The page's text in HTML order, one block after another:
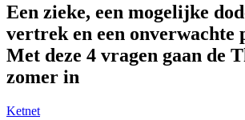
Een zieke, een mogelijke
vertrek en een onverwachte
Met deze 4 vragen gaan de
zomer in
Ketnet